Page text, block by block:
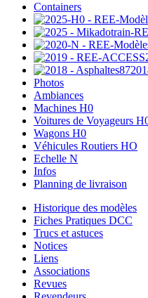
Containers
Photos
Ambiances
Machines H0
Voitures de Voyageurs
Wagons H0
Véhicules Routiers HO
Echelle N
Infos
Planning de livraison
Historique des modèles
Fiches Pratiques DCC
Trucs et astuces
Notices
Liens
Associations
Revues